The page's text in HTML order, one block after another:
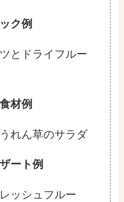
ク例
とドライフルー
材例
れん草のサラダ
ート例
ッシュフルー